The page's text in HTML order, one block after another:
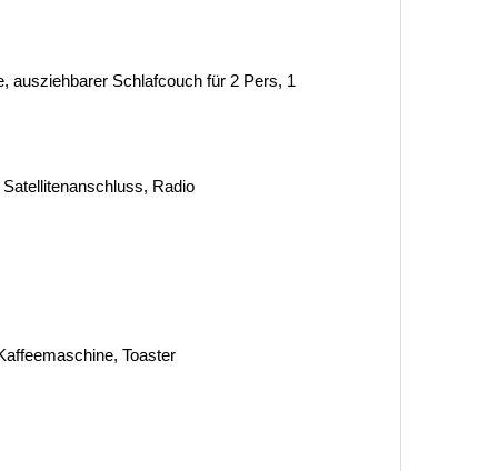
ausziehbarer Schlafcouch für 2 Pers, 1
Radio
Toaster